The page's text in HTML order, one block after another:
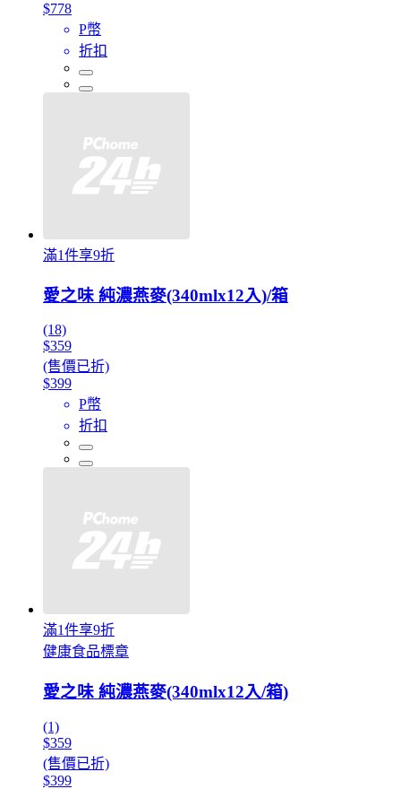
$778
P幣
折扣
滿1件享9折
愛之味 純濃燕麥(340mlx12入)/箱
(18)
$359
(售價已折)
$399
P幣
折扣
滿1件享9折
健康食品標章
愛之味 純濃燕麥(340mlx12入/箱)
(1)
$359
(售價已折)
$399